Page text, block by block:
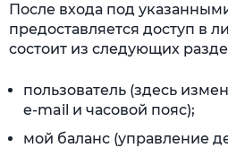
После входа под
предоставляется доступ в
состоит из следующих
пользователь (здесь
e-mail и часовой пояс);
мой баланс (управление